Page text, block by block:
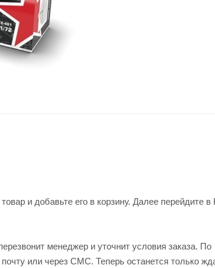
и добавьте его в корзину. Далее перейдите в
менеджер и уточнит условия заказа. По
или через СМС. Теперь останется только